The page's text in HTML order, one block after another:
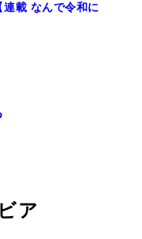
載 なんで令和に
ア